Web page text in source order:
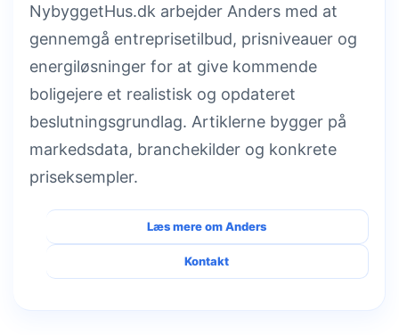
NybyggetHus.dk arbejder Anders med at
gennemgå entreprisetilbud, prisniveauer og
energiløsninger for at give kommende
boligejere et realistisk og opdateret
beslutningsgrundlag. Artiklerne bygger på
markedsdata, branchekilder og konkrete
priseksempler.
Læs mere om Anders
Kontakt